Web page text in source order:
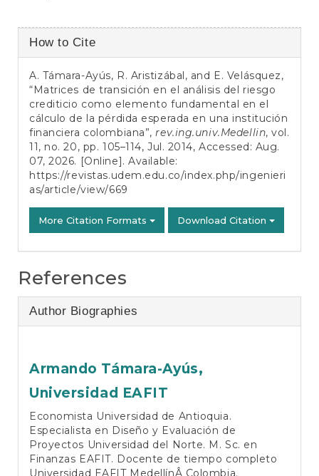
Article
Details
How to Cite
A. Támara-Ayús, R. Aristizábal, and E. Velásquez,
“Matrices de transición en el análisis del riesgo
crediticio como elemento fundamental en el
cálculo de la pérdida esperada en una institución
financiera colombiana”,rev.ing.univ.Medellin, vol.
11, no. 20, pp. 105–114, Jul. 2014, Accessed: Aug.
07, 2026. [Online]. Available:
https://revistas.udem.edu.co/index.php/ingenieri
as/article/view/669
More Citation Formats Download Citation
References
Author Biographies
Armando Támara-Ayús,
Universidad EAFIT
Economista Universidad de Antioquia.
Especialista en Diseño y Evaluación de
Proyectos Universidad del Norte. M. Sc. en
Finanzas EAFIT. Docente de tiempo completo
Universidad EAFIT MedellínÂ Colombia.